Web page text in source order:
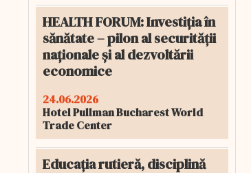
HEALTH FORUM: Investiția în
sănătate – pilon al securității
naționale și al dezvoltării
economice
24.06.2026
Hotel Pullman Bucharest World
Trade Center
Educația rutieră, disciplină